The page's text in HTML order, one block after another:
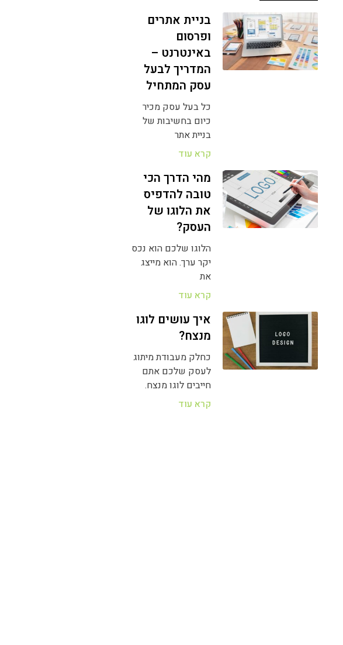
בניית אתרים
ופרסום
באינטרנט –
המדריך לבעל
עסק המתחיל
כל בעל עסק מכיר
כיום בחשיבות של
בניית אתר
קרא עוד
מהי הדרך הכי
טובה להדפיס
את הלוגו של
העסק?
הלוגו שלכם הוא נכס
יקר ערך. הוא מייצג
את
קרא עוד
איך עושים לוגו
מנצח?
כחלק מעבודת מיתוג
לעסק שלכם אתם
חייבים לוגו מנצח.
קרא עוד